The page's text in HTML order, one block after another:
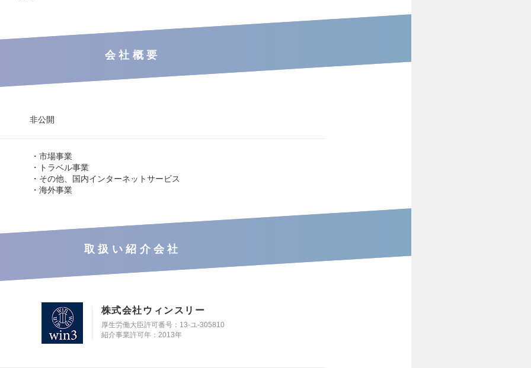
会社概要
非公開
・市場事業
・トラベル事業
・その他、国内インターネットサービス
・海外事業
取扱い紹介会社
株式会社ウィンスリー
厚生労働大臣許可番号：13-ユ-305810
紹介事業許可年：2013年